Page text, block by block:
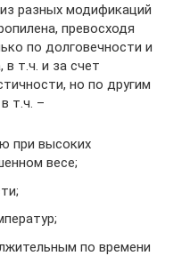
разных модификаций
превосходя
по долговечности и
т.ч. и за счет
но по другим
т.ч. –
при высоких
весе;
по времени